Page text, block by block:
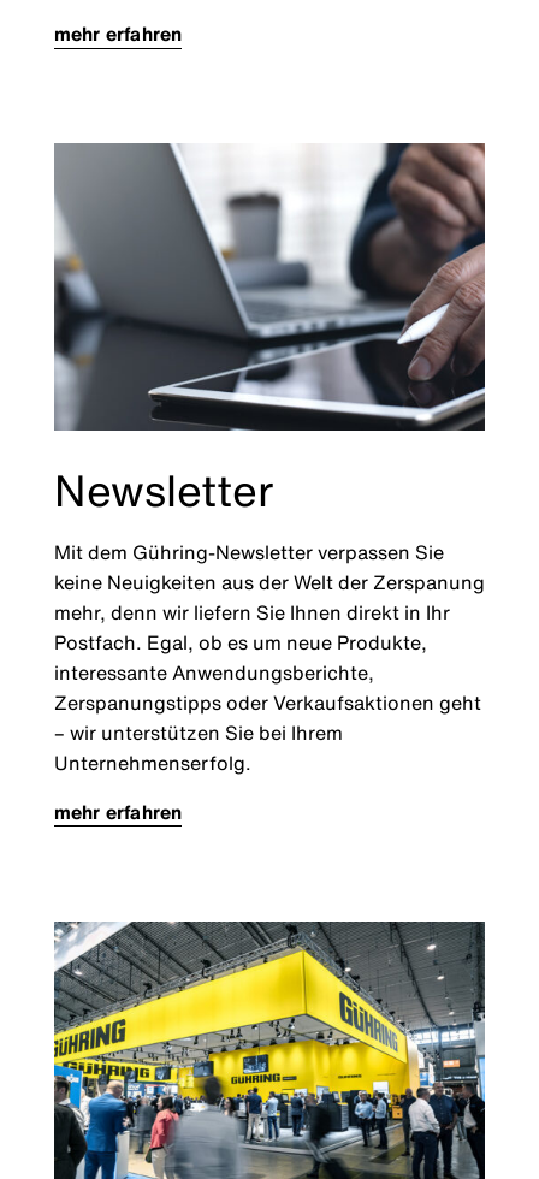
mehr erfahren
Newsletter
Mit dem Gühring-Newsletter verpassen Sie
keine Neuigkeiten aus der Welt der Zerspanung
mehr, denn wir liefern Sie Ihnen direkt in Ihr
Postfach. Egal, ob es um neue Produkte,
interessante Anwendungsberichte,
Zerspanungstipps oder Verkaufsaktionen geht
– wir unterstützen Sie bei Ihrem
Unternehmenserfolg.
mehr erfahren